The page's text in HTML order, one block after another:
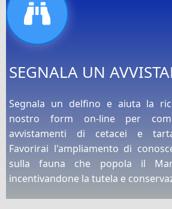
SEGNALA UN
Segnala un delfino e aiuta la
nostro form on-line per
avvistamenti di cetacei e
Favorirai l'ampliamento di
sulla fauna che popola il Mar
incentivandone la tutela e